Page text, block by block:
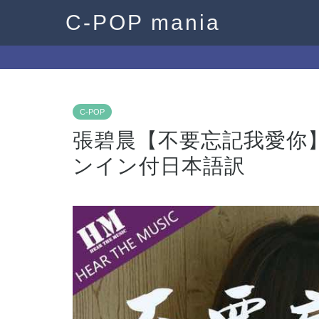
C-POP mania
C-POP
張碧晨【不要忘記我愛你
ンイン付日本語訳